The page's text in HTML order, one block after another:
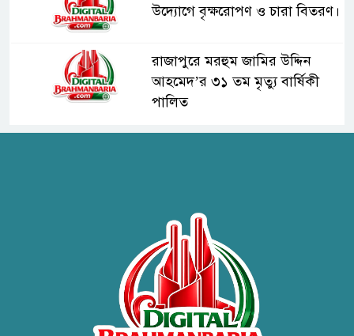
উদ্যোগে বৃক্ষরোপণ ও চারা বিতরণ।
রাজাপুরে মরহুম জামির উদ্দিন
আহমেদ’র ৩১ তম মৃত্যু বার্ষিকী
পালিত
ট্রাভেল এজেন্সি ফোরাম অব
ব্রাহ্মণবাড়িয়া (টিএএফবি) সদস্যদের
সভা অনুষ্ঠিত।
সরাইলে ডিপিএফ’র মতবিনিময়
সভায় অনুষ্ঠিত